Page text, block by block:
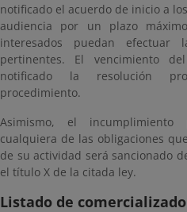
notificado el acuerdo de inicio a
audiencia por un plazo
interesados puedan efectuar
pertinentes. El vencimiento
notificado la resolución
procedimiento.
Asimismo, el
cualquiera de las obligaciones
de su actividad será sancionado
el título X de la citada ley.
Listado de